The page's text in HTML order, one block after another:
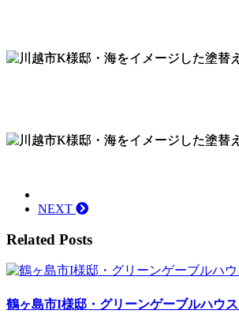
NEXT
Related Posts
鶴ヶ島市I様邸・グリーンゲーブルハウ